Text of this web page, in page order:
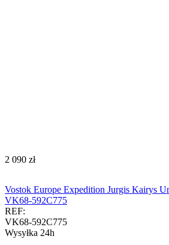
‍2 090‍ zł
Vostok Europe Expedition Jurgis Kairys
VK68-592C775
REF:
VK68-592C775
Wysyłka 24h